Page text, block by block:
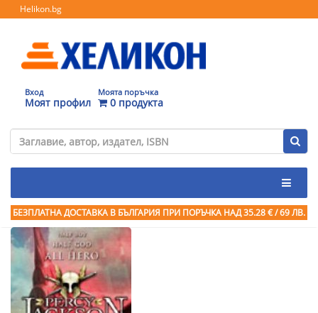
Helikon.bg
Вход
Моят профил
Моята поръчка
0 продукта
БЕЗПЛАТНА ДОСТАВКА В БЪЛГАРИЯ ПРИ ПОРЪЧКА НАД 35.28 € / 69 ЛВ.